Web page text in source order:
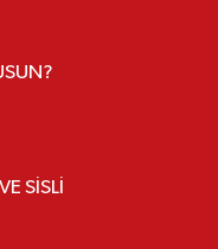
SİSLİ